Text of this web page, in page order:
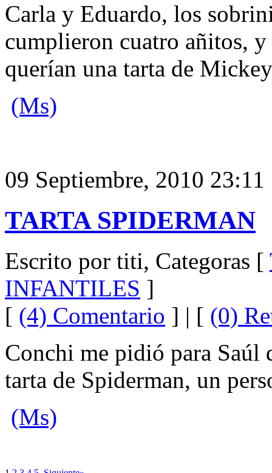
Carla y Eduardo, los
cumplieron cuatro añitos,
querían una tarta de
(Ms)
09 Septiembre, 2010 23:11
TARTA SPIDERMAN
Escrito por titi, Categoras [
INFANTILES ]
[ (4) Comentario ] | [ (0)
Conchi me pidió para Saúl
tarta de Spiderman, un
(Ms)